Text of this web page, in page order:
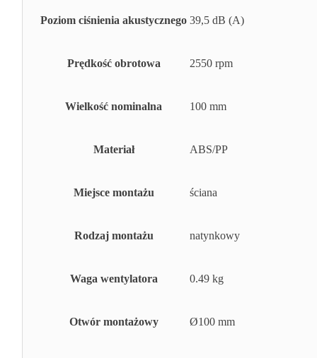
Poziom ciśnienia akustycznego 39,5 dB (A)
Prędkość obrotowa 2550 rpm
Wielkość nominalna 100 mm
Materiał ABS/PP
Miejsce montażu ściana
Rodzaj montażu natynkowy
Waga wentylatora 0.49 kg
Otwór montażowy Ø100 mm